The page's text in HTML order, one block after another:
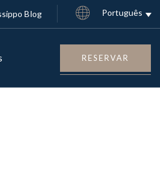
Blog Português
RESERVAR